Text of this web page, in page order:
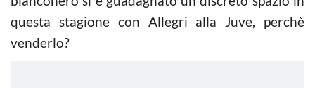
questa stagione con Allegri alla Juve, perchè
venderlo?